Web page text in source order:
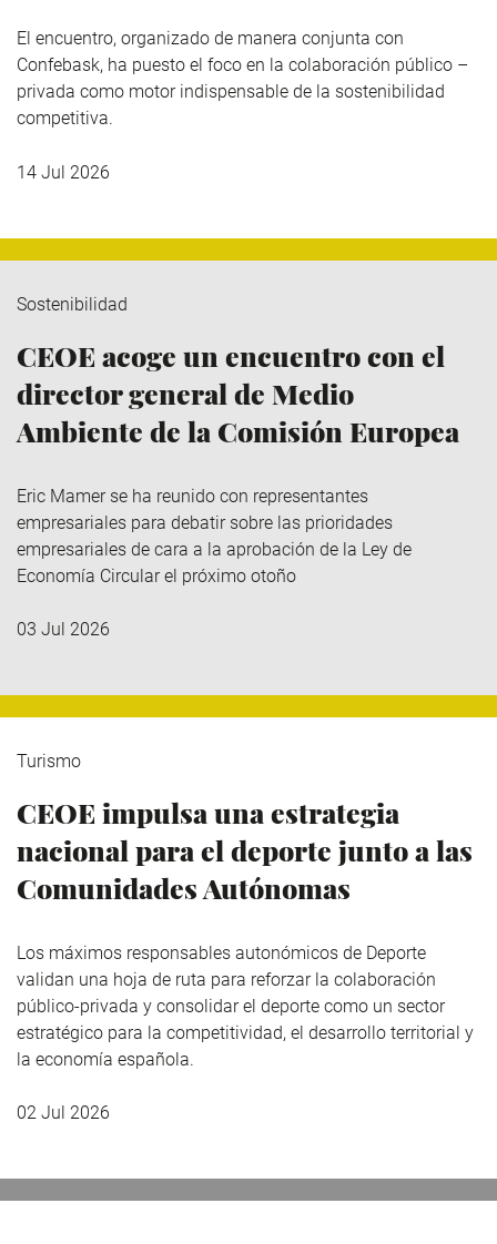
El encuentro, organizado de manera conjunta con
Confebask, ha puesto el foco en la colaboración público –
privada como motor indispensable de la sostenibilidad
competitiva.
14 Jul 2026
Sostenibilidad
CEOE acoge un encuentro con el
director general de Medio
Ambiente de la Comisión Europea
Eric Mamer se ha reunido con representantes
empresariales para debatir sobre las prioridades
empresariales de cara a la aprobación de la Ley de
Economía Circular el próximo otoño
03 Jul 2026
Turismo
CEOE impulsa una estrategia
nacional para el deporte junto a las
Comunidades Autónomas
Los máximos responsables autonómicos de Deporte
validan una hoja de ruta para reforzar la colaboración
público-privada y consolidar el deporte como un sector
estratégico para la competitividad, el desarrollo territorial y
la economía española.
02 Jul 2026